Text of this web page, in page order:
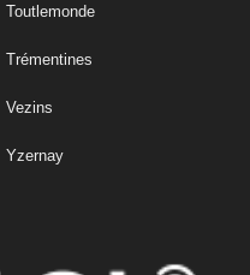
Toutlemonde
Trémentines
Vezins
Yzernay